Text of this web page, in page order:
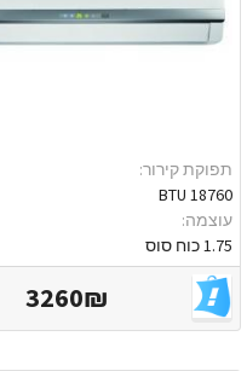
תפוקת קירור:
18760 BTU
עוצמה:
1.75 כוח סוס
3260₪